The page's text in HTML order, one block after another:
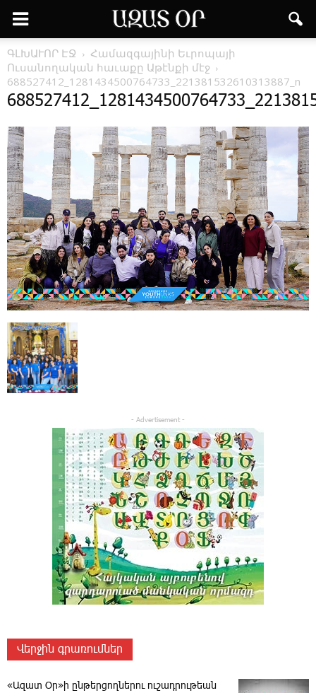
ԳԼԽԱՒՈՐ ԷՋ
­Հա­մազ­գա­յի­նի Եւ­րո­պա­յի
Ուսանողական հաւաքը Աթէնքի մէջ
688527412_1281434500764733_221381532610313887_n
- Advertisement -
Վերջին գրառումներ
«Ազատ Օր»ի ընթերցողներու ուշադրութեան